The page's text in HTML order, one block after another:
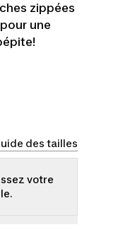
zippées
une
des tailles
votre